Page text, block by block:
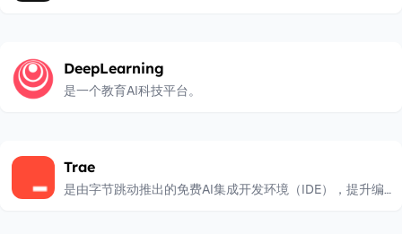
DeepLearning
是一个教育AI科技平台。
Trae
是由字节跳动推出的免费AI集成开发环境（IDE），提升编